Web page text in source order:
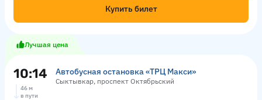
Купить билет
Лучшая цена
10:14 Автобусная остановка «ТРЦ Макси»
Сыктывкар, проспект Октябрьский
46 м
в пути